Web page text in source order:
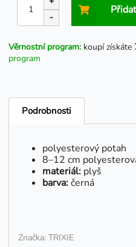
-
Věrnostní program: koupí získáte
program
Podrobnosti
polyesterový potah
8–12 cm
materiál: plyš
barva:černá
Značka: TRIXIE